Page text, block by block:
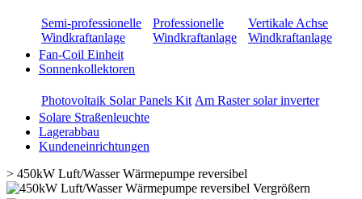
Semi-professionelle
Windkraftanlage
Professionelle
Windkraftanlage
Vertikale Achse
Windkraftanlage
Fan-Coil Einheit
Sonnenkollektoren
Photovoltaik Solar Panels Kit Am Raster solar inverter
Solare Straßenleuchte
Lagerabbau
Kundeneinrichtungen
> 450kW Luft/Wasser Wärmepumpe reversibel
Vergrößern